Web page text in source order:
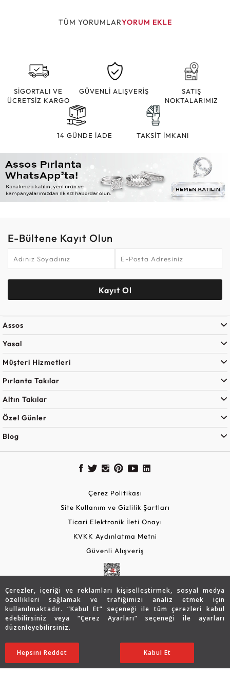
Çerezler, içeriği ve reklamları kişiselleştirmek, sosyal medya
özellikleri sağlamak ve trafiğimizi analiz etmek için
kullanılmaktadır. “Kabul Et” seçeneği ile tüm çerezleri kabul
edebilirsiniz veya “Çerez Ayarları” seçeneği ile ayarları
düzenleyebilirsiniz.
Ayarları Düzenle
Hepsini Reddet Kabul Et
124.725 TL
87.287TL SATIN ALIN
TÜM YORUMLARYORUM EKLE
SİGORTALI VE
ÜCRETSİZ KARGO
GÜVENLİ ALIŞVERİŞ
SATIŞ
NOKTALARIMIZ
14 GÜNDE İADE TAKSİT İMKANI
E-Bültene Kayıt Olun
Kayıt Ol
Assos
Yasal
Müşteri Hizmetleri
Pırlanta Takılar
Altın Takılar
Özel Günler
Blog
Çerez Politikası
Site Kullanım ve Gizlilik Şartları
Ticari Elektronik İleti Onayı
KVKK Aydınlatma Metni
Güvenli Alışveriş
Copyright © 2026 Assos Pırlanta - Bu sitenin tüm hakları